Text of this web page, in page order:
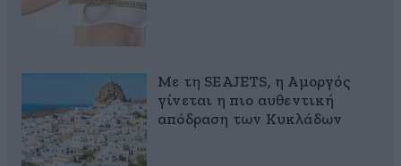
Με τη SEAJETS, η Αμοργός
γίνεται η πιο αυθεντική
απόδραση των Κυκλάδων